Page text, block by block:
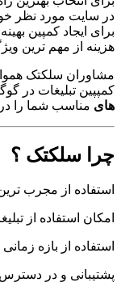
در سایت مورد نظر
برای ایجاد کمپین
هزینه از مهم ترین
مشاوران سلکتک
کمپپین تبلیغات در
های مناسب شما را در
چرا سلکتک ؟
استفاده از مجرب
امکان استفاده از
استفاده از بازه
پشتیبانی و در دسترس